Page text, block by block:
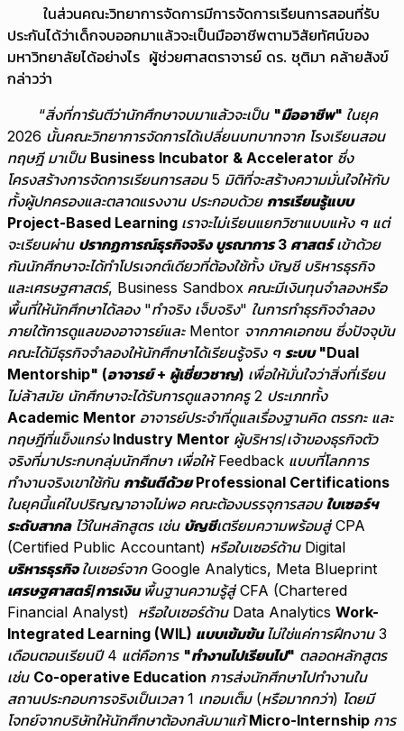
ในส่วนคณะวิทยาการจัดการมีการจัดการเรียนการสอนที่รับ
ประกันได้ว่าเด็กจบออกมาแล้วจะเป็นมืออาชีพตามวิสัยทัศน์ของ
มหาวิทยาลัยได้อย่างไร ผู้ช่วยศาสตราจารย์ ดร. ชุติมา คล้ายสังข์
กล่าวว่า
“สิ่งที่การันตีว่านักศึกษาจบมาแล้วจะเป็น "มืออาชีพ" ในยุค
2026 นั้นคณะวิทยาการจัดการได้เปลี่ยนบทบาทจาก โรงเรียนสอน
ทฤษฎี มาเป็น Business Incubator & Accelerator ซึ่ง
โครงสร้างการจัดการเรียนการสอน 5 มิติที่จะสร้างความมั่นใจให้กับ
ทั้งผู้ปกครองและตลาดแรงงาน ประกอบด้วย การเรียนรู้แบบ
Project-Based Learning เราจะไม่เรียนแยกวิชาแบบแห้ง ๆ แต่
จะเรียนผ่าน ปรากฏการณ์ธุรกิจจริง บูรณาการ3 ศาสตร์เข้าด้วย
กันนักศึกษาจะได้ทำโปรเจกต์เดียวที่ต้องใช้ทั้ง บัญชี บริหารธุรกิจ
และเศรษฐศาสตร์, Business Sandbox คณะมีเงินทุนจำลองหรือ
พื้นที่ให้นักศึกษาได้ลอง "ทำจริง เจ็บจริง" ในการทำธุรกิจจำลอง
ภายใต้การดูแลของอาจารย์และ Mentor จากภาคเอกชน ซึ่งปัจจุบัน
คณะได้มีธุรกิจจำลองให้นักศึกษาได้เรียนรู้จริง ๆ ระบบ "Dual
Mentorship" (อาจารย์ + ผู้เชี่ยวชาญ) เพื่อให้มั่นใจว่าสิ่งที่เรียน
ไม่ล้าสมัย นักศึกษาจะได้รับการดูแลจากครู 2 ประเภททั้ง
Academic Mentor อาจารย์ประจำที่ดูแลเรื่องฐานคิด ตรรกะ และ
ทฤษฎีที่แข็งแกร่ง Industry Mentor ผู้บริหาร/เจ้าของธุรกิจตัว
จริงที่มาประกบกลุ่มนักศึกษา เพื่อให้Feedback แบบที่โลกการ
ทำงานจริงเขาใช้กัน การันตีด้วยProfessional Certifications
ในยุคนี้แค่ใบปริญญาอาจไม่พอ คณะต้องบรรจุการสอบ ใบเซอร์ฯ
ระดับสากลไว้ในหลักสูตร เช่น บัญชีเตรียมความพร้อมสู่ CPA
(Certified Public Accountant) หรือใบเซอร์ด้าน Digital
บริหารธุรกิจ ใบเซอร์จาก Google Analytics, Meta Blueprint
เศรษฐศาสตร์/การเงิน พื้นฐานความรู้สู่ CFA (Chartered
Financial Analyst) หรือใบเซอร์ด้าน Data Analytics Work-
Integrated Learning (WIL) แบบเข้มข้นไม่ใช่แค่การฝึกงาน 3
เดือนตอนเรียนปี 4 แต่คือการ "ทำงานไปเรียนไป" ตลอดหลักสูตร
เช่น Co-operative Education การส่งนักศึกษาไปทำงานใน
สถานประกอบการจริงเป็นเวลา 1 เทอมเต็ม (หรือมากกว่า) โดยมี
โจทย์จากบริษัทให้นักศึกษาต้องกลับมาแก้ Micro-Internship การ